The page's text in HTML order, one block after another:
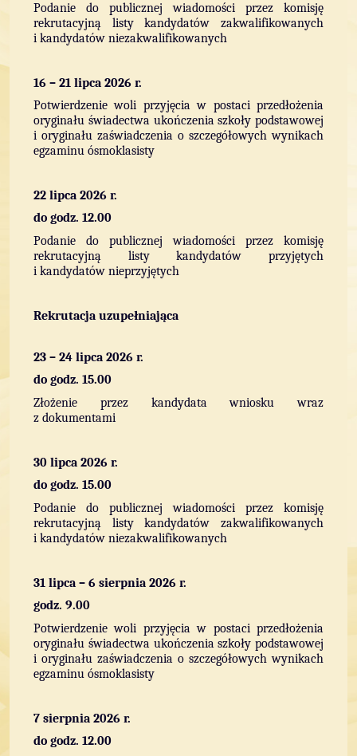
Podanie do publicznej wiadomości przez komisję
rekrutacyjną listy kandydatów zakwalifikowanych
i kandydatów niezakwalifikowanych
16 – 21 lipca 2026 r.
Potwierdzenie woli przyjęcia w postaci przedłożenia
oryginału świadectwa ukończenia szkoły podstawowej
i oryginału zaświadczenia o szczegółowych wynikach
egzaminu ósmoklasisty
22 lipca 2026 r.
do godz. 12.00
Podanie do publicznej wiadomości przez komisję
rekrutacyjną listy kandydatów przyjętych
i kandydatów nieprzyjętych
Rekrutacja uzupełniająca
23 – 24 lipca 2026 r.
do godz. 15.00
Złożenie przez kandydata wniosku wraz
z dokumentami
30 lipca 2026 r.
do godz. 15.00
Podanie do publicznej wiadomości przez komisję
rekrutacyjną listy kandydatów zakwalifikowanych
i kandydatów niezakwalifikowanych
31 lipca – 6 sierpnia 2026 r.
godz. 9.00
Potwierdzenie woli przyjęcia w postaci przedłożenia
oryginału świadectwa ukończenia szkoły podstawowej
i oryginału zaświadczenia o szczegółowych wynikach
egzaminu ósmoklasisty
7 sierpnia 2026 r.
do godz. 12.00